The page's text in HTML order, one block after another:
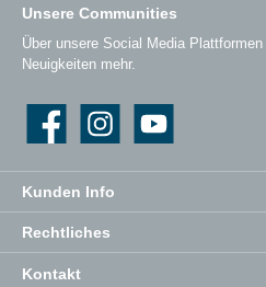
Kunden Info
Rechtliches
Kontakt
Unsere Communities
Über unsere Social Media
Neuigkeiten mehr.
Instagram YouTube